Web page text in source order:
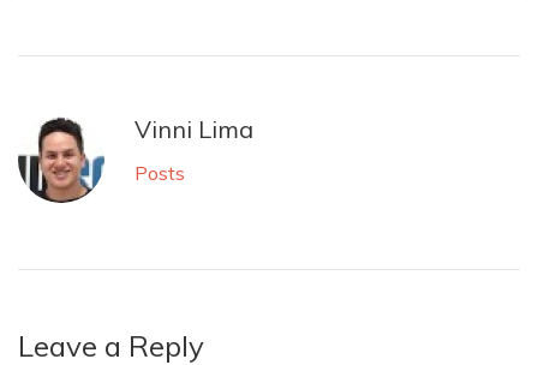
Vinni Lima
Posts
Leave a Reply